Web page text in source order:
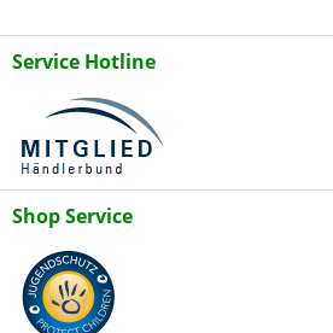
Service Hotline
Shop Service